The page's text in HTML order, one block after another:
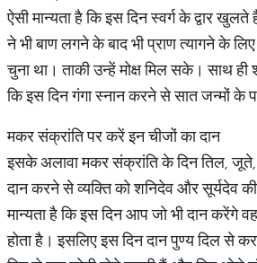
ऐसी मान्यता है कि इस दिन स्वर्ग के द्वार खुलते
ने भी बाण लगने के बाद भी प्राण त्यागने के
चुना था। ताकी उन्हें मोक्ष मिल सके। साथ ही
कि इस दिन गंगा स्नान करने से सात जन्मों के
मकर संक्रांति पर करें इन चीजों का दान
इसके अलावा मकर संक्रांति के दिन तिल,
दान करने से व्यक्ति को शनिदेव और सूर्यदेव
मान्यता है कि इस दिन आप जो भी दान करेंगे
होता है। इसलिए इस दिन दान पुण्य दिल से